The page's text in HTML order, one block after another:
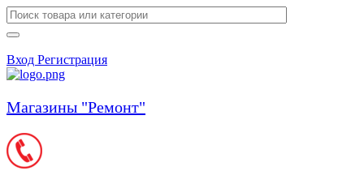
Вход Регистрация
Магазины "Ремонт"